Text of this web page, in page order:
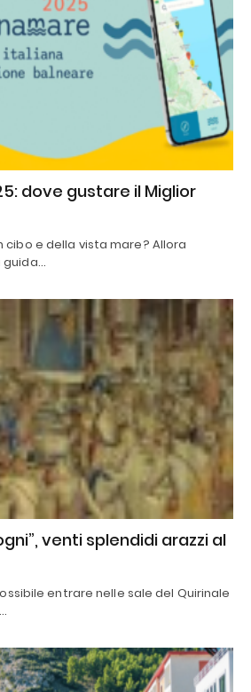
dove gustare il Miglior
e della vista mare? Allora
guida…
venti splendidi arazzi al
entrare nelle sale del Quirinale